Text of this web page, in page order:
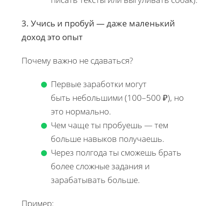
3. Учись и пробуй — даже маленький
доход это опыт
Почему важно не сдаваться?
Первые заработки могут
быть небольшими (100–500 ₽), но
это нормально.
Чем чаще ты пробуешь — тем
больше навыков получаешь.
Через полгода ты сможешь брать
более сложные задания и
зарабатывать больше.
Пример: